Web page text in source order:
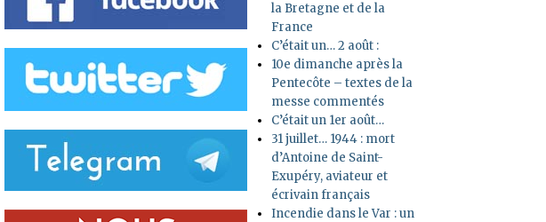
la Bretagne et de la
France
C’était un… 2 août :
10e dimanche après la
Pentecôte – textes de la
messe commentés
C’était un 1er août…
31 juillet… 1944 : mort
d’Antoine de Saint-
Exupéry, aviateur et
écrivain français
Incendie dans le Var : un